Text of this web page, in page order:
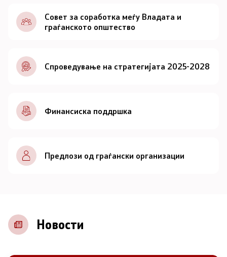
Документи
Совет
За советот
Документи
Записници и дневни редови од седниците на
Советот
Контакт
Совет за соработка меѓу Владата и
граѓанското општество
Спроведување на стратегијата 2025-2028
Финансиска поддршка
Предлози од граѓански организации
Новости